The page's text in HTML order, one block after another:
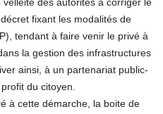
fixant les modalités de
tendant à faire venir le privé à
la gestion des infrastructures
ainsi, à un partenariat public-
du citoyen.
à cette démarche, la boite de